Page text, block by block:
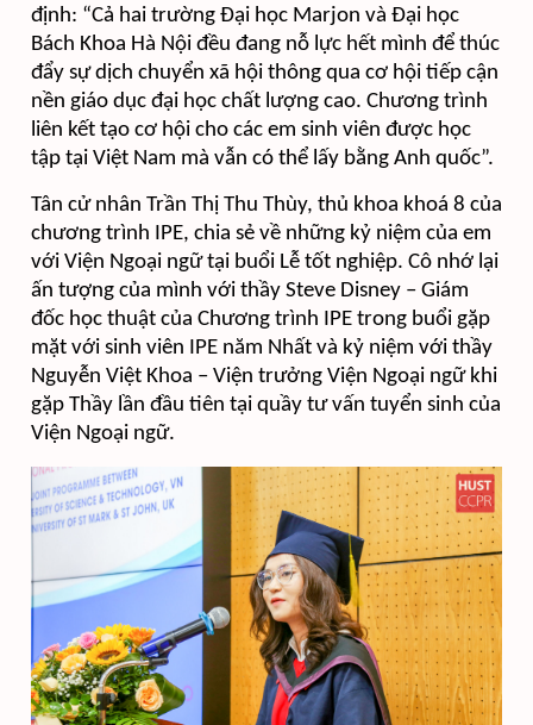
định: “Cả hai trường Đại học Marjon và Đại học
Bách Khoa Hà Nội đều đang nỗ lực hết mình để thúc
đẩy sự dịch chuyển xã hội thông qua cơ hội tiếp cận
nền giáo dục đại học chất lượng cao. Chương trình
liên kết tạo cơ hội cho các em sinh viên được học
tập tại Việt Nam mà vẫn có thể lấy bằng Anh quốc”.
Tân cử nhân Trần Thị Thu Thùy, thủ khoa khoá 8 của
chương trình IPE, chia sẻ về những kỷ niệm của em
với Viện Ngoại ngữ tại buổi Lễ tốt nghiệp. Cô nhớ lại
ấn tượng của mình với thầy Steve Disney – Giám
đốc học thuật của Chương trình IPE trong buổi gặp
mặt với sinh viên IPE năm Nhất và kỷ niệm với thầy
Nguyễn Việt Khoa – Viện trưởng Viện Ngoại ngữ khi
gặp Thầy lần đầu tiên tại quầy tư vấn tuyển sinh của
Viện Ngoại ngữ.